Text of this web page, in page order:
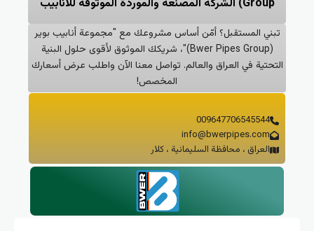
Group) الشركة المصنعة والموردة الموثوقة للأنابيب
تبني المستقبل؟ أمّن أساس مشروعك مع "مجموعة أنابيب بوير
(Bwer Pipes Group)"، شريكك الموثوق لأقوى حلول البنية
التحتية في العراق والعالم. تواصل معنا الآن واطلب عرض أسعارك
المخصص!
009647706545544
info@bwerpipes.com
العراق ، محافظة السليمانية ، كلار